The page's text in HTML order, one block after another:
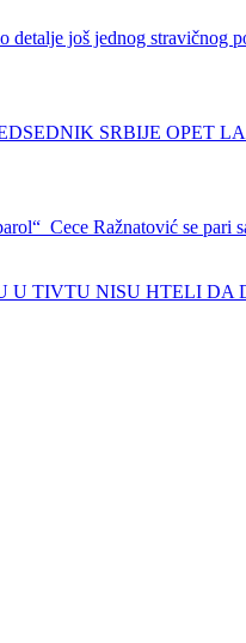
detalje još jednog stravičnog
SRBIJE OPET
Cece Ražnatović se pari
U TIVTU NISU HTELI DA